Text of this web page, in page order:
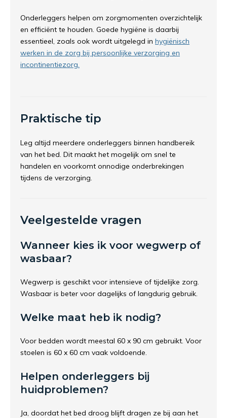
Onderleggers helpen om zorgmomenten overzichtelijk
en efficiënt te houden. Goede hygiëne is daarbij
essentieel, zoals ook wordt uitgelegd in hygiënisch
werken in de zorg bij persoonlijke verzorging en
incontinentiezorg.
Praktische tip
Leg altijd meerdere onderleggers binnen handbereik
van het bed. Dit maakt het mogelijk om snel te
handelen en voorkomt onnodige onderbrekingen
tijdens de verzorging.
Veelgestelde vragen
Wanneer kies ik voor wegwerp of
wasbaar?
Wegwerp is geschikt voor intensieve of tijdelijke zorg.
Wasbaar is beter voor dagelijks of langdurig gebruik.
Welke maat heb ik nodig?
Voor bedden wordt meestal 60 x 90 cm gebruikt. Voor
stoelen is 60 x 60 cm vaak voldoende.
Helpen onderleggers bij
huidproblemen?
Ja, doordat het bed droog blijft dragen ze bij aan het